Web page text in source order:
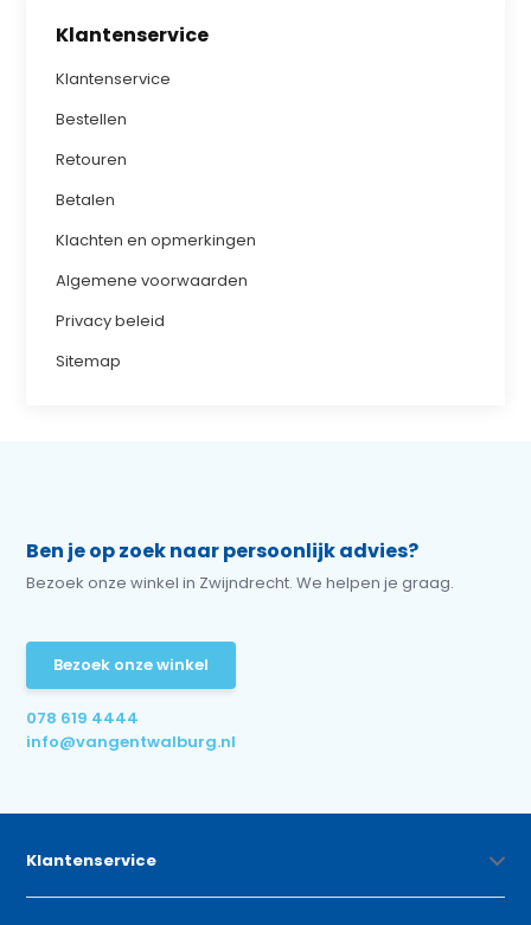
Klantenservice
Klantenservice
Bestellen
Retouren
Betalen
Klachten en opmerkingen
Algemene voorwaarden
Privacy beleid
Sitemap
Ben je op zoek naar persoonlijk advies?
Bezoek onze winkel in Zwijndrecht. We helpen je graag.
Bezoek onze winkel
078 619 4444
info@vangentwalburg.nl
Klantenservice